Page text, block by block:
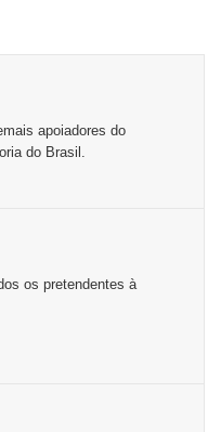
apoiadores do
do Brasil.
os pretendentes à